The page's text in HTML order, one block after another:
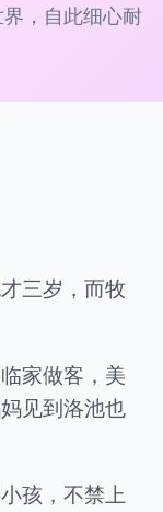
，自此细心耐
三岁，而牧
家做客，美
见到洛池也
孩，不禁上